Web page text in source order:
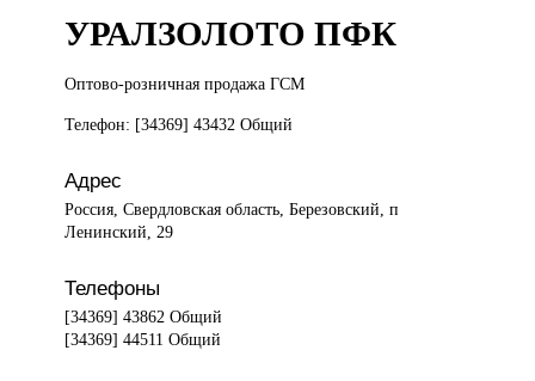
УРАЛЗОЛОТО ПФК
Оптово-розничная продажаГСМ
Телефон: [34369] 43432 Общий
Адрес
Россия, Свердловская область, Березовский, п
Ленинский, 29
Телефоны
[34369] 43862 Общий
[34369] 44511 Общий